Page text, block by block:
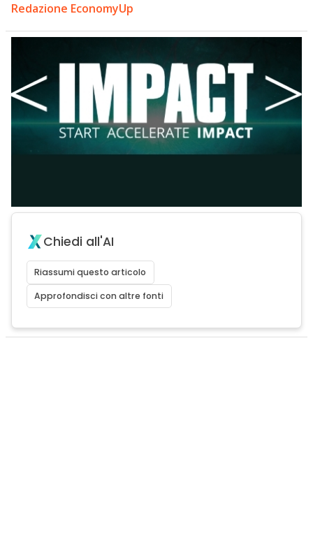
Redazione EconomyUp
Chiedi all'AI
Riassumi questo articolo
Approfondisci con altre fonti